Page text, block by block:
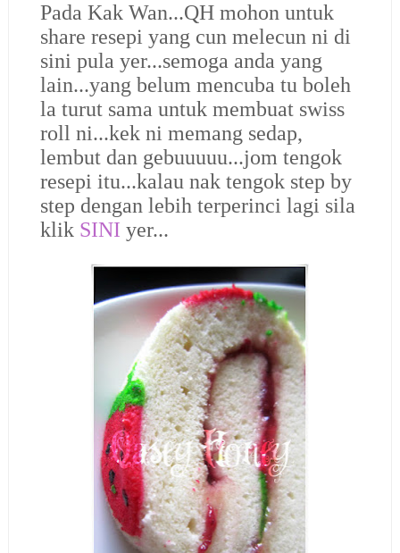
Pada Kak Wan...QH mohon untuk
share resepi yang cun melecun ni di
sini pula yer...semoga anda yang
lain...yang belum mencuba tu boleh
la turut sama untuk membuat swiss
roll ni...kek ni memang sedap,
lembut dan gebuuuuu...jom tengok
resepi itu...kalau nak tengok step by
step dengan lebih terperinci lagi sila
klik SINI yer...